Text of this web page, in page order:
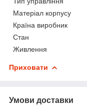
Матеріал корпусу
Країна виробник
Стан
Живлення
Приховати
Умови доставки